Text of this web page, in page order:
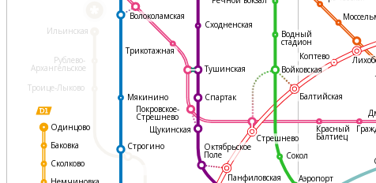
Ильинская
Рублево-
Архангельское
Троице-Лыково
Аэропорт
Сокол
Красный
Балтиец
Коптево
Балтийская
Войковская
Водный
стадион
Сходненская
Трикотажная
Волоколамская
Тушинская
Мякинино
Строгино
Одинцово
Баковка
Сколково
Спартак
Стрешнево
Щукинская
Октябрьское
Поле
Панфиловская
Покровское-
Стрешнево